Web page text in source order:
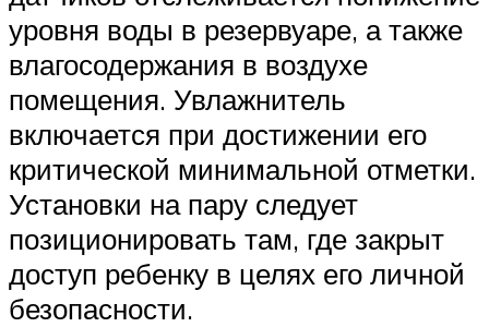
уровня воды в резервуаре, а также
влагосодержания в воздухе
помещения. Увлажнитель
включается при достижении его
критической минимальной отметки.
Установки на пару следует
позиционировать там, где закрыт
доступ ребенку в целях его личной
безопасности.